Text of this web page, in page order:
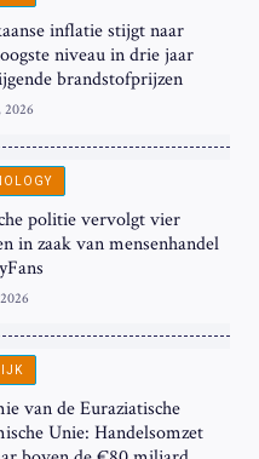
inflatie stijgt naar
niveau in drie jaar
brandstofprijzen
2026
politie vervolgt vier
in zaak van mensenhandel
van de Euraziatische
Unie: Handelsomzet